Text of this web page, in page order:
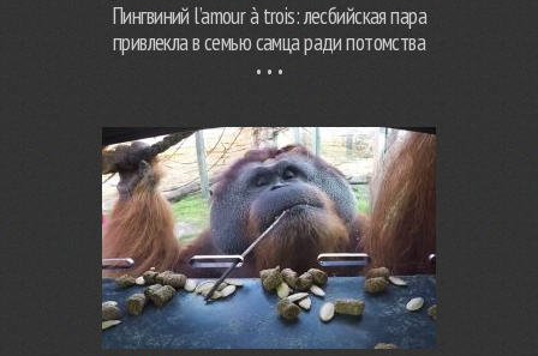
Пингвиний l’amour à trois: лесбийская пара
привлекла в семью самца ради потомства